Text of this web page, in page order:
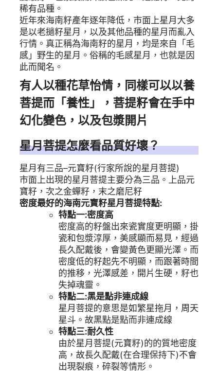
稀有品種。
近年來海南籽產年逐年降低，市面上星月大多
是以老撾籽星月，以及其他品種的星月而亂入
行情。真正稱為海南籽的星月，均是來自「毛
感」野生的星月。俗稱的毛感星月，也就是因
此而聞名。
有人以種花草怡情，同樣可以以養
菩提而「養性」，菩提籽會在手中
幻化變色，以及包漿開片
星月菩提怎麼看品質好壞？
星月有三品–元寶籽(行家所說的星月菩提)
市面上出現的星月菩提主要分為三品。上品元
寶籽，次之金蟬籽，末之磨尼籽
密度最好的海南元寶籽星月菩提特點:
特點一:密度高
密度高的籽盤出來瓷實度更明顯，掛
瓷和包漿淳厚，美感顯而易見，經過
長久配戴後，會變黃色更顯光澤。而
密度低的籽起先不明顯，而跟著時間
的推移，光澤感差，開片生硬，籽也
失掉魂靈。
特點二:黑是點非連成線
星月菩提的意思是如繁星拖月，周天
星斗。故黑點是點而非連成線
特點三:耐久性
由於星月菩提(元寶籽)的的質地密度
高，故長久配戴(在合理保持下)不會
出現裂痕，碎裂等情形。